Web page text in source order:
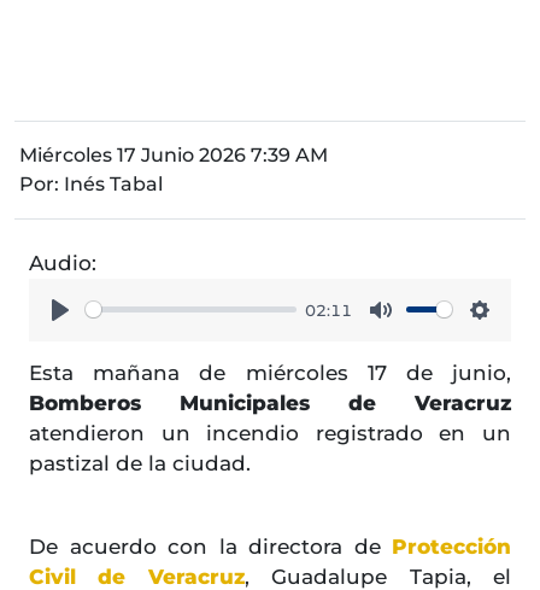
Miércoles 17 Junio 2026 7:39 AM
Por: Inés Tabal
Audio:
02:11
Esta mañana de miércoles 17 de junio,
Bomberos Municipales de Veracruz
atendieron un incendio registrado en un
pastizal de la ciudad.
De acuerdo con la directora de Protección
Civil de Veracruz, Guadalupe Tapia, el